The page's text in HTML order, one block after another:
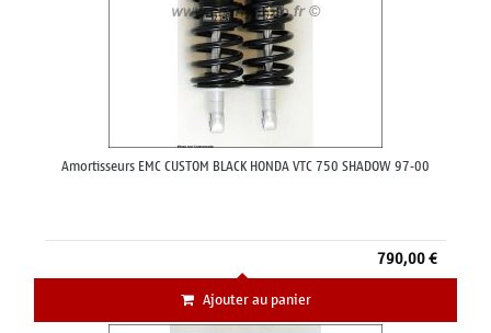
Amortisseurs EMC CUSTOM BLACK HONDA VTC 750 SHADOW 97-00
790,00 €
Ajouter au panier